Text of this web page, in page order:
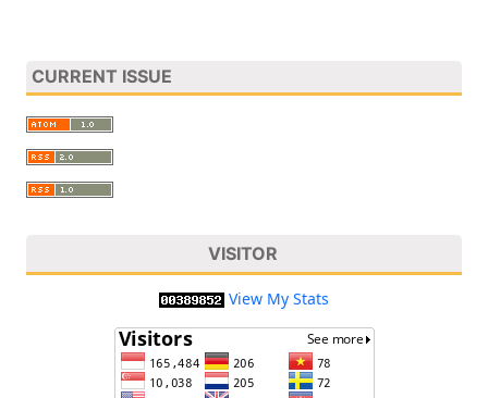
CURRENT ISSUE
VISITOR
View My Stats